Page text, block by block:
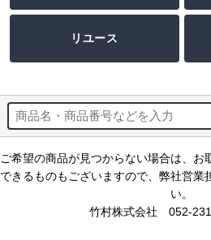
リユース
ご希望の商品が見つからない場合は、お
できるものもございますので、弊社営業
い。
竹村株式会社 052-